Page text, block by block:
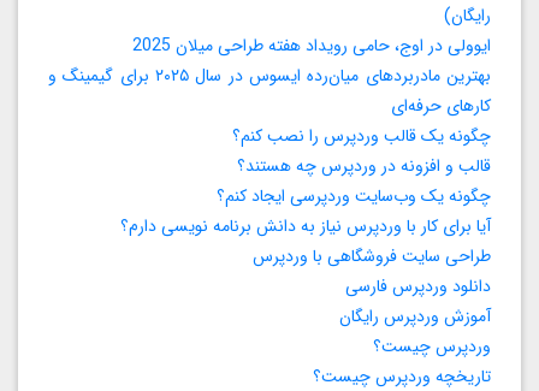
رایگان)
ایوولی در اوج، حامی رویداد هفته طراحی میلان 2025
بهترین مادربردهای میان‌رده ایسوس در سال ۲۰۲۵ برای گیمینگ و
کارهای حرفه‌ای
چگونه یک قالب وردپرس را نصب کنم؟
قالب و افزونه در وردپرس چه هستند؟
چگونه یک وب‌سایت وردپرسی ایجاد کنم؟
آیا برای کار با وردپرس نیاز به دانش برنامه‌ نویسی دارم؟
طراحی سایت فروشگاهی با وردپرس
دانلود وردپرس فارسی
آموزش وردپرس رایگان
وردپرس چیست؟
تاریخچه وردپرس چیست؟